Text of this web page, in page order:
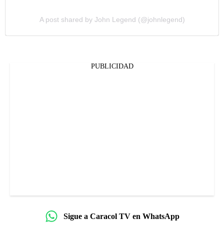
A post shared by John Legend (@johnlegend)
PUBLICIDAD
Sigue a Caracol TV en WhatsApp